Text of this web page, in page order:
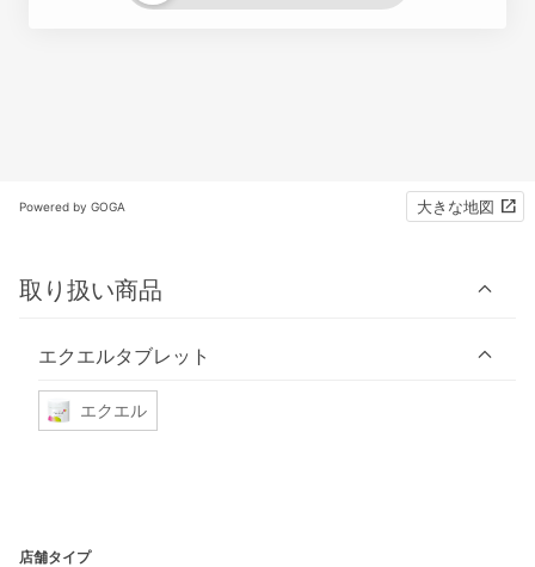
Powered by GOGA 大きな地図
取り扱い商品
エクエルタブレット
エクエル
店舗タイプ